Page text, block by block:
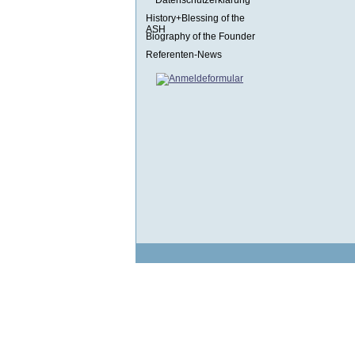
History+Blessing of the
ASH
Biography of the Founder
Referenten-News